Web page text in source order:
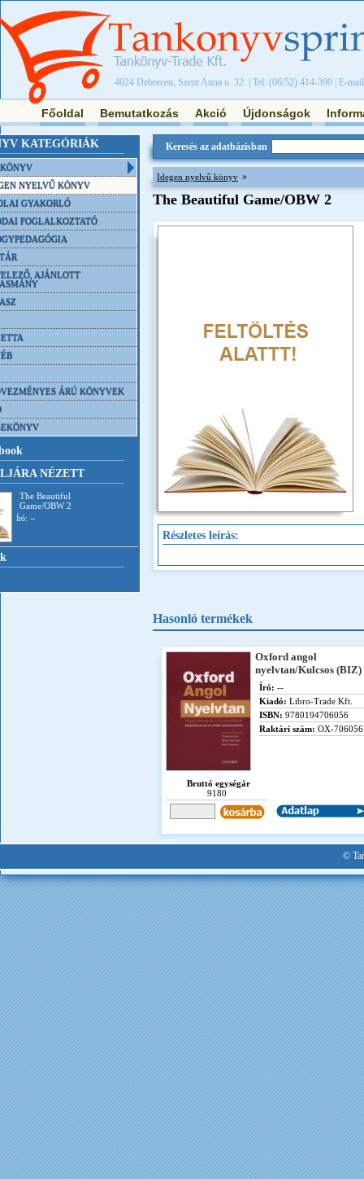
4024 Debrecen, Szent Anna u. 32. | Tel: (06/52) 414-390 | E-
Főoldal Bemutatkozás Akció Újdonságok
KATEGÓRIÁK
NYELVŰ KÖNYV
GYAKORLÓ
FOGLALKOZTATÓ
AJÁNLOTT
ÁRÚ KÖNYVEK
NÉZETT
The Beautiful
Game/OBW 2
Író: --
Keresés az adatbázisban
Idegen nyelvű könyv »
The Beautiful Game/OBW 2
Részletes leírás:
Hasonló termékek
Oxford angol
nyelvtan/Kulcsos (BIZ)
Író: --
Kiadó: Libro-Trade Kft.
ISBN: 9780194706056
Raktári szám: OX-706056
Bruttó egységár
9180
©